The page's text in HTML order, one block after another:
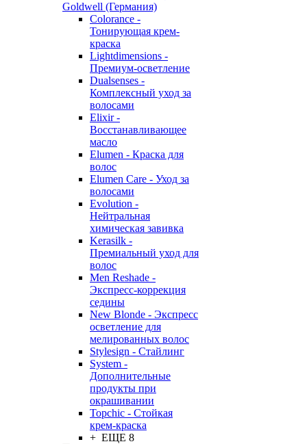
Goldwell (Германия)
Colorance -
Тонирующая крем-
краска
Lightdimensions -
Премиум-осветление
Dualsenses -
Комплексный уход за
волосами
Elixir -
Восстанавливающее
масло
Elumen - Краска для
волос
Elumen Care - Уход за
волосами
Evolution -
Нейтральная
химическая завивка
Kerasilk -
Премиальный уход для
волос
Men Reshade -
Экспресс-коррекция
седины
New Blonde - Экспресс
осветление для
мелированных волос
Stylesign - Стайлинг
System -
Дополнительные
продукты при
окрашивании
Topchic - Стойкая
крем-краска
+ ЕЩЕ 8